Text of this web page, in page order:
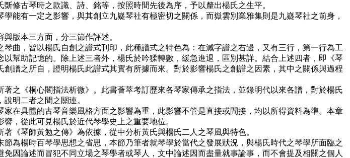
古琴時之款識、詩、銘等，按照時間先後為序，予以釐出楊氏之生平。
有一定之影響，與其創立九嶷琴社有極密切之關係，而嶽雲別業雅集則是九嶷琴社之前身，
版本三方面，分三節作評述。
，皆以楊氏自創之譜式刊印，此種譜式之特色為：在減字譜之右邊，又有三行，第一行為工
幫助記憶的。除上述三者外，楊氏於吟猱轉數，緩急進退，區別甚詳。結合上述四者，即《琴
譜之所自，證明楊氏此譜式其實有所據而來。對於影響楊氏之創譜之因素，其中之關係與過程
《桐心閣指法析微》。此書薈萃考訂歷來各琴家傳承之指法，並錄明代以來各譜，對於楊氏
明二者之間之關連。
具體的古琴音樂風格方面之影響為重，此影響不管是直接或間接，均以所得資料為準。本章
，從此可見楊氏於近代琴學史上之重要地位。
琴師黃勉之傳》為依據，從中分析黃氏與楊氏二人之琴風與特色。
楊時百琴學思想之省思，本節乃筆者就琴學於當代之發展狀況，與楊氏時代之琴學所面臨之
因論述而冒犯不同立場之琴學者或琴人，文中論述因而盡量就事論事，而不會提及相關之個人